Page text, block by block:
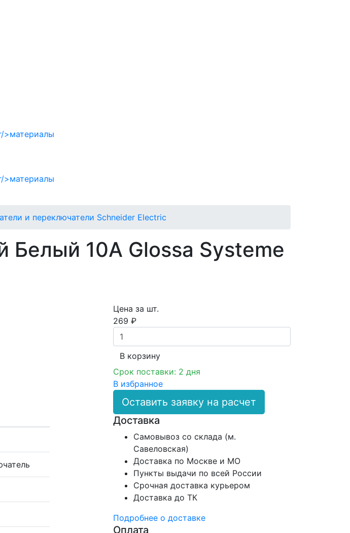
и переключатели Schneider Electric
10А Glossa Systeme
Цена за шт.
269 ₽
В корзинy
Срок поставки: 2 дня
В избранное
Оставить заявку на расчет
Доставка
Самовывоз со склада (м.
Савеловская)
Доставка по Москве и МО
Пункты выдачи по всей России
Срочная доставка курьером
Доставка до ТК
Подробнее о доставке
Оплата